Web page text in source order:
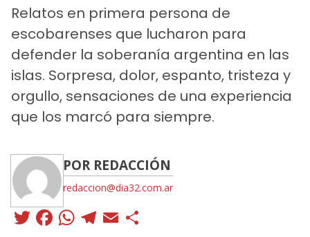
Relatos en primera persona de
escobarenses que lucharon para
defender la soberanía argentina en las
islas. Sorpresa, dolor, espanto, tristeza y
orgullo, sensaciones de una experiencia
que los marcó para siempre.
POR REDACCIÓN
redaccion@dia32.com.ar
Twitter
Facebook
WhatsApp
Telegram
Email